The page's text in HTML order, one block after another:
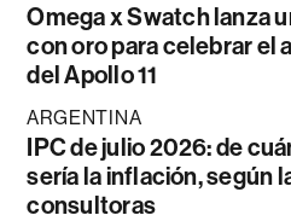
Omega x Swatch lanza
con oro para celebrar el
del Apollo 11
ARGENTINA
IPC de julio 2026: de
sería la inflación, según
consultoras